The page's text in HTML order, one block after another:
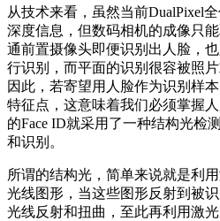
从技术来看，虽然当前DualPixel
深度信息，但数码相机的成像只
通前置摄像头即便识别出人脸，
行识别，而平面的识别很容被照
因此，若寄望用人脸作为识别样
特征点，这意味着我们必须掌握
的Face ID就采用了一种结构光检
和识别。
所谓的结构光，简单来说就是利
光线图形，当这些图形反射到被
光线反射和扭曲，至此再利用激